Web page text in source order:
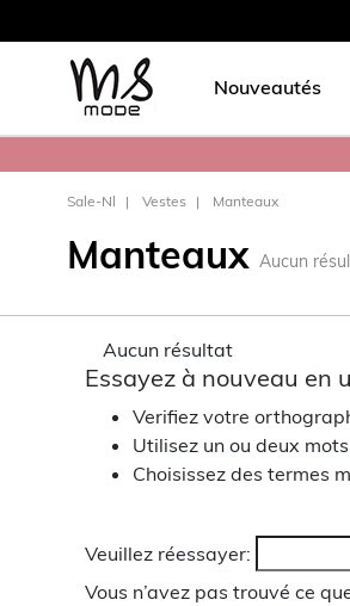
Nouveautés
Sale-Nl Vestes Manteaux
Manteaux Aucun
Aucun résultat
Essayez à nouveau en
Verifiez votre
Utilisez un ou deux
Choisissez des termes
Veuillez réessayer:
Vous n’avez pas trouvé ce